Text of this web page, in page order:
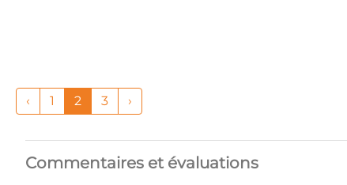
‹ 1 2 3 ›
Commentaires et évaluations